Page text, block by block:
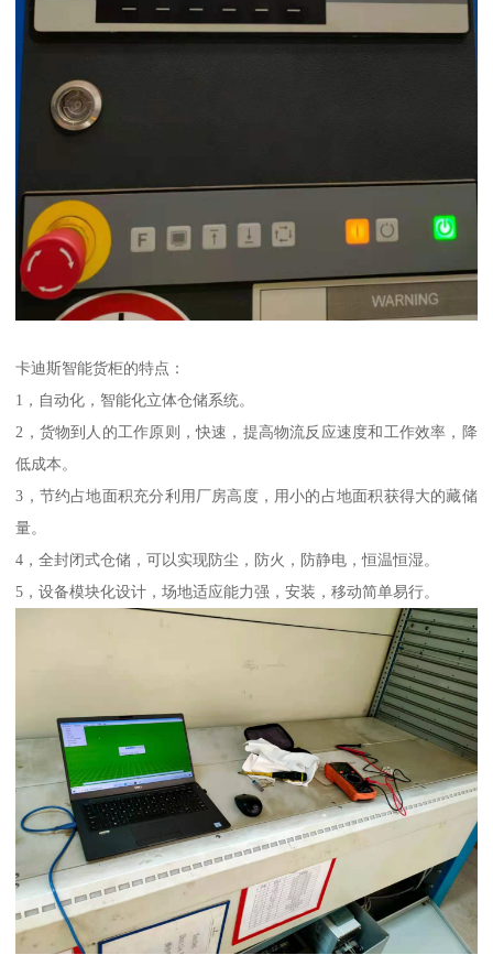
卡迪斯智能货柜的特点：
1，自动化，智能化立体仓储系统。
2，货物到人的工作原则，快速，提高物流反应速度和工作效率，降
低成本。
3，节约占地面积充分利用厂房高度，用小的占地面积获得大的藏储
量。
4，全封闭式仓储，可以实现防尘，防火，防静电，恒温恒湿。
5，设备模块化设计，场地适应能力强，安装，移动简单易行。